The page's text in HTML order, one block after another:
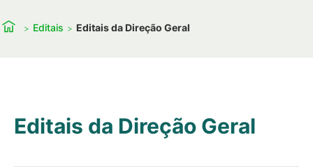
Editais Editais da Direção Geral
Editais da Direção Geral